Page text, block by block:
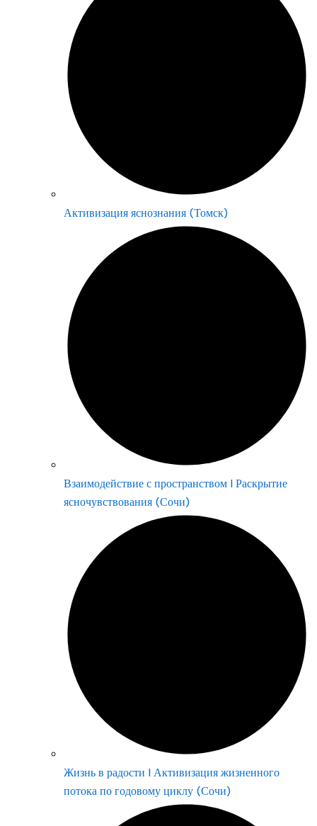
Активизация яснознания (Томск)
Взаимодействие с пространством | Раскрытие
ясночувствования (Сочи)
Жизнь в радости | Активизация жизненного
потока по годовому циклу (Сочи)